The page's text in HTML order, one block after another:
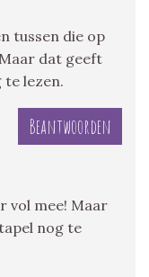
tussen die op
dat geeft
te lezen.
Beantwoorden
vol mee! Maar
nog te